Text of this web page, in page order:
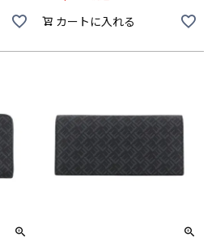
カートに入れる